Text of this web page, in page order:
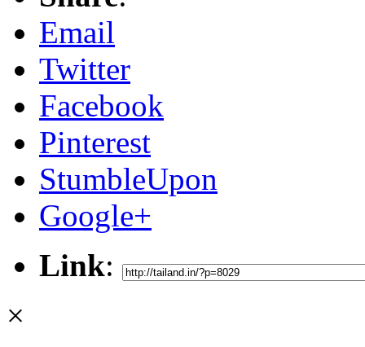
Email
Twitter
Facebook
Pinterest
StumbleUpon
Google+
Link:
×